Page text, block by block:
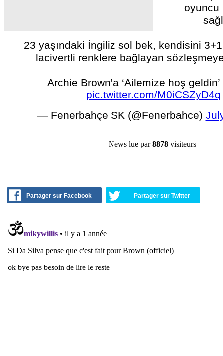
oyuncu
23 yaşındaki İngiliz sol bek, kendisini 3+1
lacivertli renklere bağlayan
Archie Brown’a ‘Ailemize hoş
pic.twitter.com/M0iCSZyD4q
— Fenerbahçe SK (@Fenerbahce)
News lue par8878 visiteurs
Partager sur Facebook Partager sur Twitter